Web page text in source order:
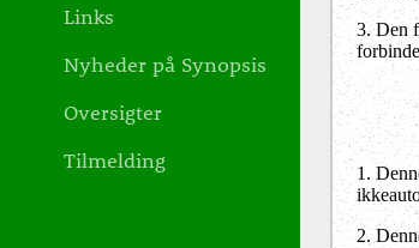
3. Den
1.
2.
Links
Nyheder på Synopsis
Oversigter
Tilmelding